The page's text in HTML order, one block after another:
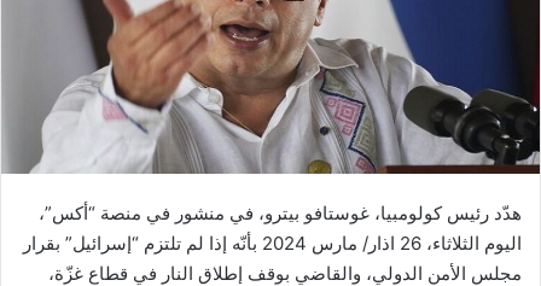
هدّد رئيس كولومبيا، غوستافو بيترو، في منشور في منصة “أكس”،
اليوم الثلاثاء، 26 اذار/ مارس 2024 بأنّه إذا لم تلتزم “إسرائيل” بقرار
مجلس الأمن الدولي، والقاضي بوقف إطلاق النار في قطاع غزّة،